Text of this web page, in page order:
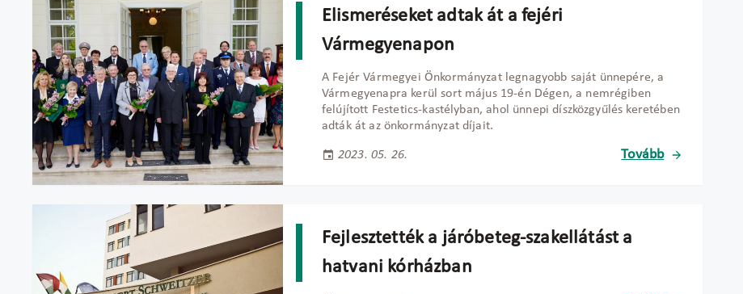
Elismeréseket adtak át a fejéri
Vármegyenapon
A Fejér Vármegyei Önkormányzat legnagyobb saját ünnepére, a
Vármegyenapra kerül sort május 19-én Dégen, a nemrégiben
felújított Festetics-kastélyban, ahol ünnepi díszközgyűlés keretében
adták át az önkormányzat díjait.
2023. 05. 26. Tovább
Fejlesztették a járóbeteg-szakellátást a
hatvani kórházban